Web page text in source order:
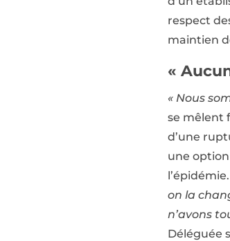
respect
maintien
«
« Nous
se mêlent
d’une
une
l’épidémie.
on la
n’avons
Déléguée